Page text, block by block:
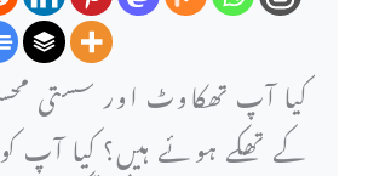
کیا آپ تھکاوٹ اور سستی
کے تھکے ہوئے ہیں؟ کیا آپ
توانائی
کو